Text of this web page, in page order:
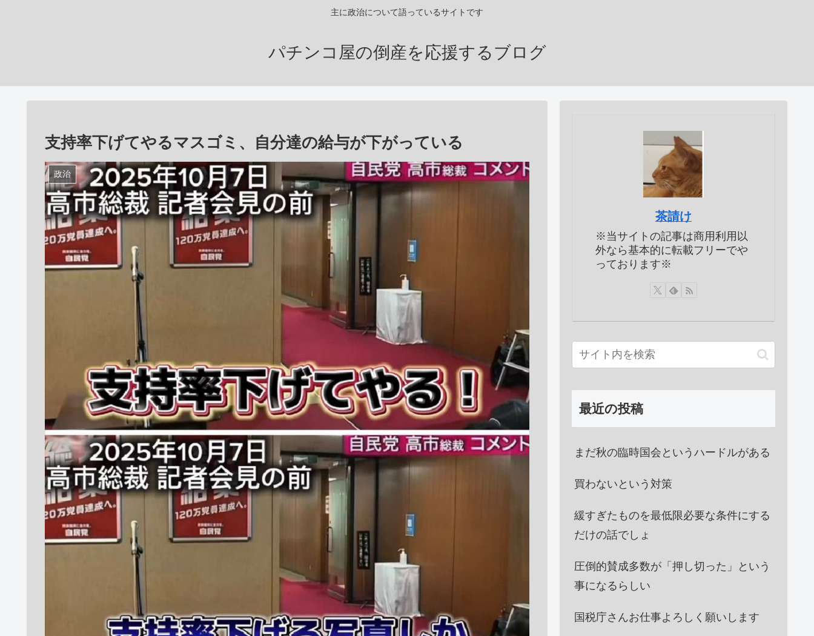
主に政治について語っているサイトです
パチンコ屋の倒産を応援するブログ
支持率下げてやるマスゴミ、自分達の給与が下がっている
政治
茶請け
※当サイトの記事は商用利用以
外なら基本的に転載フリーでや
っております※
最近の投稿
まだ秋の臨時国会というハードルがある
買わないという対策
緩すぎたものを最低限必要な条件にする
だけの話でしょ
圧倒的賛成多数が「押し切った」という
事になるらしい
国税庁さんお仕事よろしく願いします